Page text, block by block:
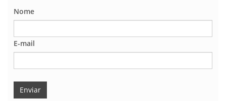
Nome
E-mail
Enviar